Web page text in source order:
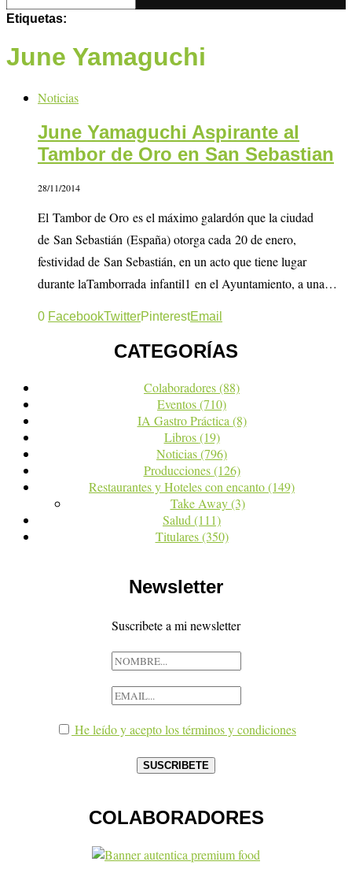
Etiquetas:
June Yamaguchi
Noticias
June Yamaguchi Aspirante al
Tambor de Oro en San Sebastian
28/11/2014
El Tambor de Oro es el máximo galardón que la ciudad
de San Sebastián (España) otorga cada 20 de enero,
festividad de San Sebastián, en un acto que tiene lugar
durante laTamborrada infantil1 en el Ayuntamiento, a una…
0 FacebookTwitterPinterestEmail
CATEGORÍAS
Colaboradores(88)
Eventos(710)
IA Gastro Práctica(8)
Libros(19)
Noticias(796)
Producciones(126)
Restaurantes y Hoteles con encanto(149)
Take Away(3)
Salud(111)
Titulares(350)
Newsletter
Suscribete a mi newsletter
He leído y acepto los términos y condiciones
COLABORADORES